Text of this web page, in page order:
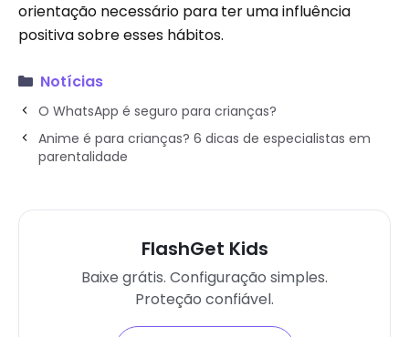
orientação necessário para ter uma influência
positiva sobre esses hábitos.
Notícias
O WhatsApp é seguro para crianças?
Anime é para crianças? 6 dicas de especialistas em
parentalidade
FlashGet Kids
Baixe grátis. Configuração simples.
Proteção confiável.